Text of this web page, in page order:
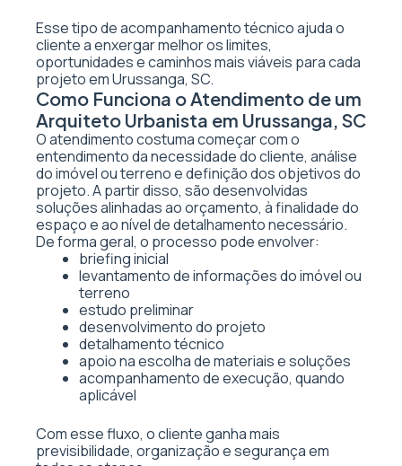
Esse tipo de acompanhamento técnico ajuda o
cliente a enxergar melhor os limites,
oportunidades e caminhos mais viáveis para cada
projeto em Urussanga, SC.
Como Funciona o Atendimento de um
Arquiteto Urbanista em Urussanga, SC
O atendimento costuma começar com o
entendimento da necessidade do cliente, análise
do imóvel ou terreno e definição dos objetivos do
projeto. A partir disso, são desenvolvidas
soluções alinhadas ao orçamento, à finalidade do
espaço e ao nível de detalhamento necessário.
De forma geral, o processo pode envolver:
briefing inicial
levantamento de informações do imóvel ou
terreno
estudo preliminar
desenvolvimento do projeto
detalhamento técnico
apoio na escolha de materiais e soluções
acompanhamento de execução, quando
aplicável
Com esse fluxo, o cliente ganha mais
previsibilidade, organização e segurança em